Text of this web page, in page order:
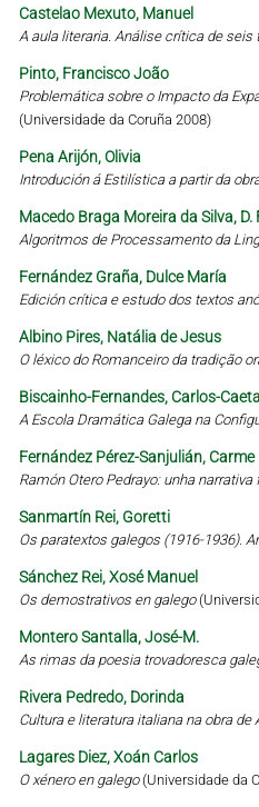
Castelao Mexuto, Manuel
A aula literaria. Análise crítica de
Pinto, Francisco João
Problemática sobre o Impacto da
(Universidade da Coruña 2008)
Pena Arijón, Olivia
Introdución á Estilística a partir da
Macedo Braga Moreira da Silva, D.
Algoritmos de Processamento da
Fernández Graña, Dulce María
Edición crítica e estudo dos textos
Albino Pires, Natália de Jesus
O léxico do Romanceiro da tradição
Biscainho-Fernandes, Carlos-
A Escola Dramática Galega na
Fernández Pérez-Sanjulián, Carme
Ramón Otero Pedrayo: unha
Sanmartín Rei, Goretti
Os paratextos galegos (1916-1936).
Sánchez Rei, Xosé Manuel
Os demostrativos en galego
Montero Santalla, José-M.
As rimas da poesia trovadoresca
Rivera Pedredo, Dorinda
Cultura e literatura italiana na obra de
Lagares Diez, Xoán Carlos
O xénero en galego(Universidade da